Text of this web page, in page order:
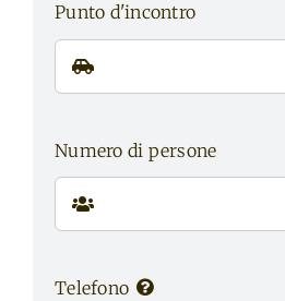
Punto d'incontro
Numero di persone
Telefono